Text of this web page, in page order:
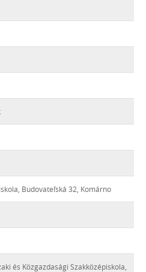
Budovateľská 32, Komárno
és Közgazdasági Szakközépiskola,